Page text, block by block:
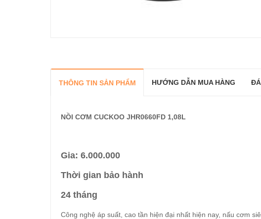
THÔNG TIN SẢN PHẨM HƯỚNG DẪN MUA HÀNG
NỒI CƠM CUCKOO JHR0660FD 1,08L
Gia: 6.000.000
Thời gian bảo hành
24 tháng
Công nghệ áp suất, cao tần hiện đại nhất hiện nay, nấu cơm